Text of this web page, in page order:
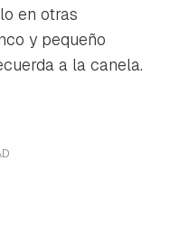
en otras
y pequeño
a la canela.